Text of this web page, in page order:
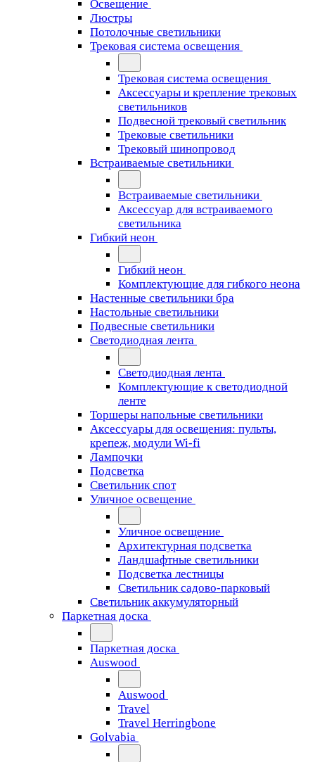
Освещение
Люстры
Потолочные светильники
Трековая система освещения
Трековая система освещения
Аксессуары и крепление трековых
светильников
Подвесной трековый светильник
Трековые светильники
Трековый шинопровод
Встраиваемые светильники
Встраиваемые светильники
Аксессуар для встраиваемого
светильника
Гибкий неон
Гибкий неон
Комплектующие для гибкого неона
Настенные светильники бра
Настольные светильники
Подвесные светильники
Светодиодная лента
Светодиодная лента
Комплектующие к светодиодной
ленте
Торшеры напольные светильники
Аксессуары для освещения: пульты,
крепеж, модули Wi-fi
Лампочки
Подсветка
Светильник спот
Уличное освещение
Уличное освещение
Архитектурная подсветка
Ландшафтные светильники
Подсветка лестницы
Светильник садово-парковый
Светильник аккумуляторный
Паркетная доска
Паркетная доска
Auswood
Auswood
Travel
Travel Herringbone
Golvabia